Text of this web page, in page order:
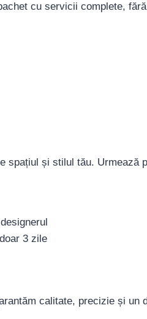
cu servicii complete,
spațiul și stilul tău.
3 zile
calitate, precizie și un